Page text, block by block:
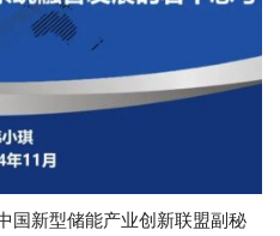
国新型储能产业创新联盟副秘